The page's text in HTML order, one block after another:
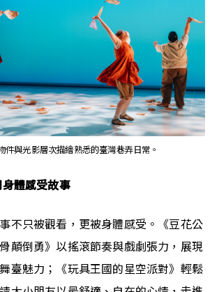
件與光影層次描繪熟悉的臺灣巷弄日常。
體感受故事
不只被觀看，更被身體感受。《豆花公
顛倒勇》以搖滾節奏與戲劇張力，展現
臺魅力；《玩具王國的星空派對》輕鬆